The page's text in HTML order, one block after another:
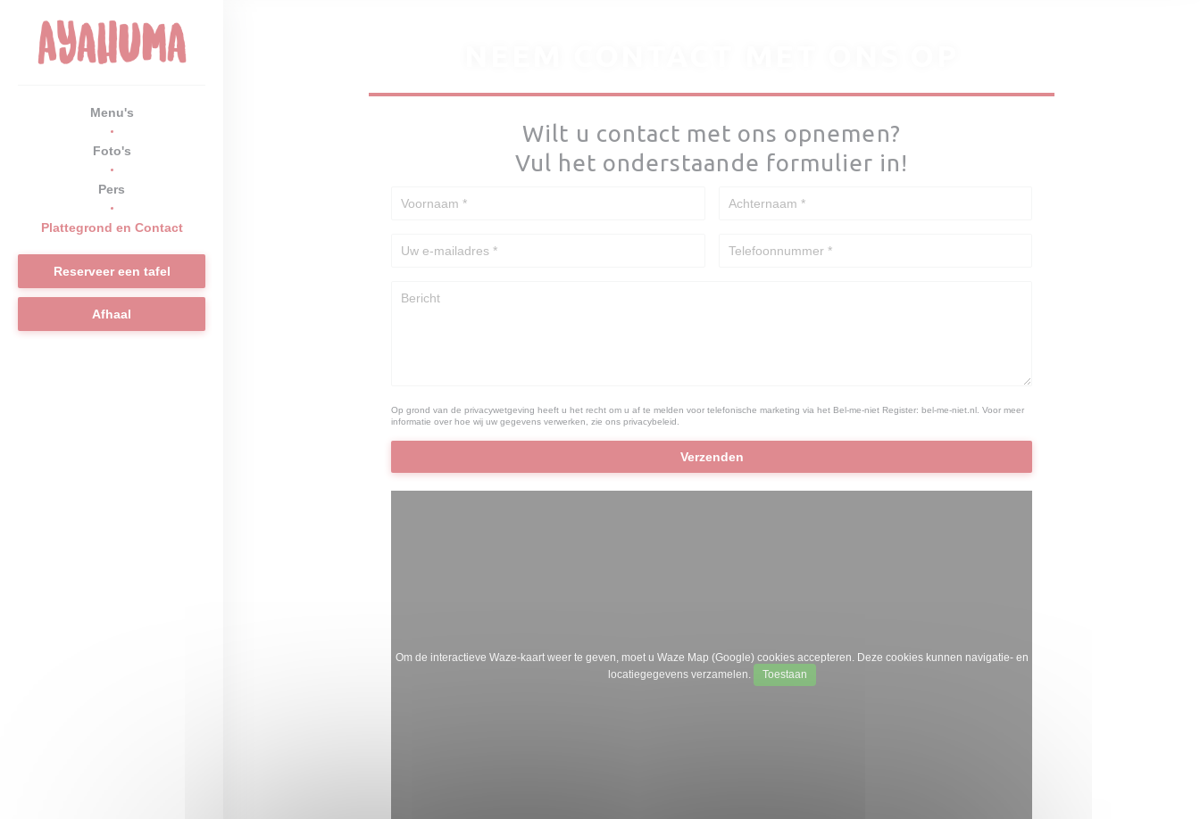
Menu's
Foto's
Pers
Plattegrond en Contact
Reserveer een tafel
Afhaal
Wilt u contact met ons opnemen?
Vul het onderstaande formulier in!
Op grond van de privacywetgeving heeft u het recht om u af te melden voor telefonische marketing via het Bel-me-niet Register: bel-me-niet.nl . Voor meer
informatie over hoe wij uw gegevens verwerken, zie ons privacybeleid
Om de interactieve Waze-kaart weer te geven, moet u Waze Map (Google) cookies accepteren. Deze cookies kunnen navigatie- en
locatiegegevens verzamelen.
Toestaan